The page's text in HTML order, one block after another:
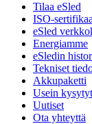
Tilaa eSled
ISO-
eSled
Energiamme
eSledin
Tekniset
Akkupaketti
Usein
Uutiset
Ota yhteyttä